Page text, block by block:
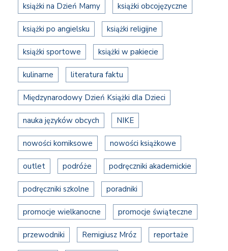
książki na Dzień Mamy książki obcojęzyczne
książki po angielsku książki religijne
książki sportowe książki w pakiecie
kulinarne literatura faktu
Międzynarodowy Dzień Książki dla Dzieci
nauka języków obcych NIKE
nowości komiksowe nowości książkowe
outlet podróże podręczniki akademickie
podręczniki szkolne poradniki
promocje wielkanocne promocje świąteczne
przewodniki Remigiusz Mróz reportaże